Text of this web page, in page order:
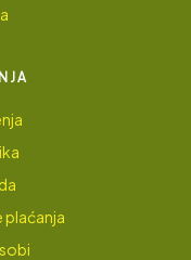
plaćanja